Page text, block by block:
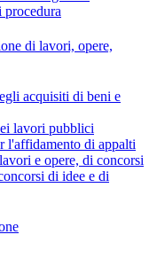
procedura
di lavori, opere,
acquisiti di beni e
lavori pubblici
l'affidamento di appalti
e opere, di concorsi
di idee e di